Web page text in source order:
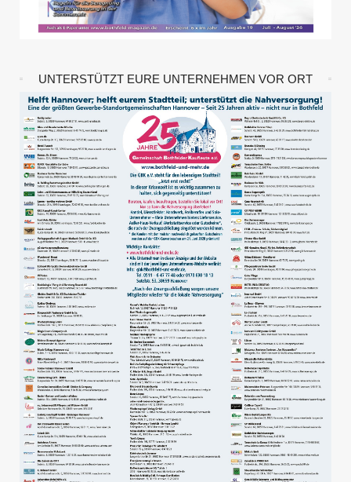
UNTERSTÜTZT EURE UNTERNEHMEN VOR ORT